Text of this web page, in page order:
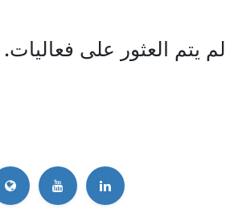
لم يتم العثور على فعاليات.